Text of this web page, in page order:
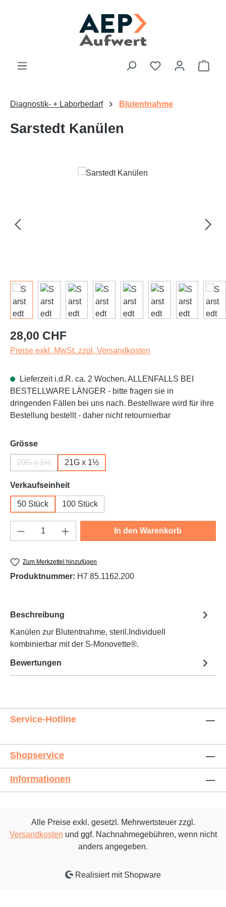
Du hast 0
Diagnostik- + Laborbedarf Blutentnahme
Sarstedt Kanülen
Bildergalerie überspringen
Regulärer Preis:
28,00 CHF
Preise exkl. MwSt. zzgl. Versandkosten
Lieferzeit i.d.R. ca. 2 Wochen, ALLENFALLS BEI
BESTELLWARE LÄNGER - bitte fragen sie in
dringenden Fällen bei uns nach. Bestellware wird für ihre
Bestellung bestellt - daher nicht retournierbar
Grösseauswählen
20G x 1½
(Diese Option ist zurzeit nicht verfügbar.)
21G x 1½
Verkaufseinheitauswählen
50 Stück 100 Stück
Produkt Anzahl: Gib den gewünschten
In den Warenkorb
Zum Merkzettel hinzufügen
Produktnummer: H7 85.1162.200
Beschreibung
Kanülen zur Blutentnahme, steril.Individuell
kombinierbar mit der S-Monovette®.
Bewertungen
Service-Hotline
Shopservice
Informationen
Alle Preise exkl. gesetzl. Mehrwertsteuer zzgl.
Versandkosten und ggf. Nachnahmegebühren, wenn nicht
anders angegeben.
Realisiert mit Shopware